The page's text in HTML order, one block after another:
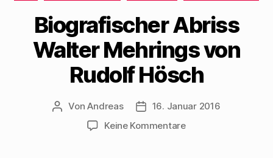
Biografischer Abriss
Walter Mehrings von
Rudolf Hösch
Beitragsautor
VonAndreas Beitragsdatum
16. Januar 2016
Keine Kommentarezu